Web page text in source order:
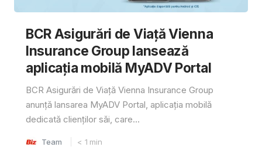
BCR Asigurări de Viață Vienna
Insurance Group lansează
aplicația mobilă MyADV Portal
BCR Asigurări de Viață Vienna Insurance Group
anunță lansarea MyADV Portal, aplicația mobilă
dedicată clienților săi, care...
Team < 1 min